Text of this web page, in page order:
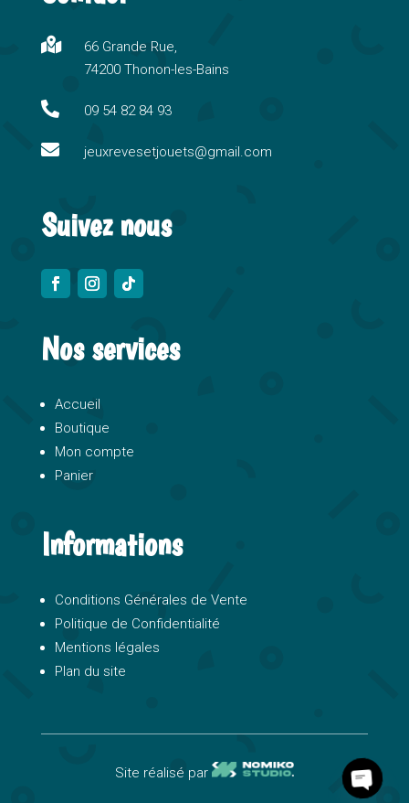
n
a
i
e

66 Grande Rue,
74200 Thonon-les-Bains
 09 54 82 84 93
 jeuxrevesetjouets@gmail.com
Suivez nous
Nos services
Accueil
Boutique
Mon compte
Panier
Informations
Conditions Générales de Vente
Politique de Confidentialité
Mentions légales
Plan du site
Site réalisé par